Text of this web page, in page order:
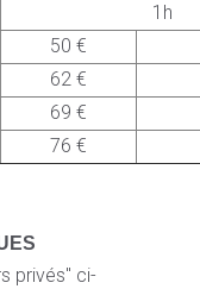
1h
50 €
62 €
69 €
76 €
privés" ci-